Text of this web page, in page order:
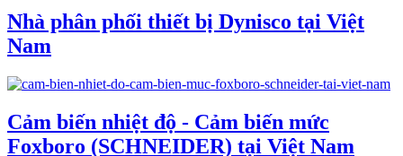
Nhà phân phối thiết bị Dynisco tại Việt
Nam
Cảm biến nhiệt độ - Cảm biến mức
Foxboro (SCHNEIDER) tại Việt Nam